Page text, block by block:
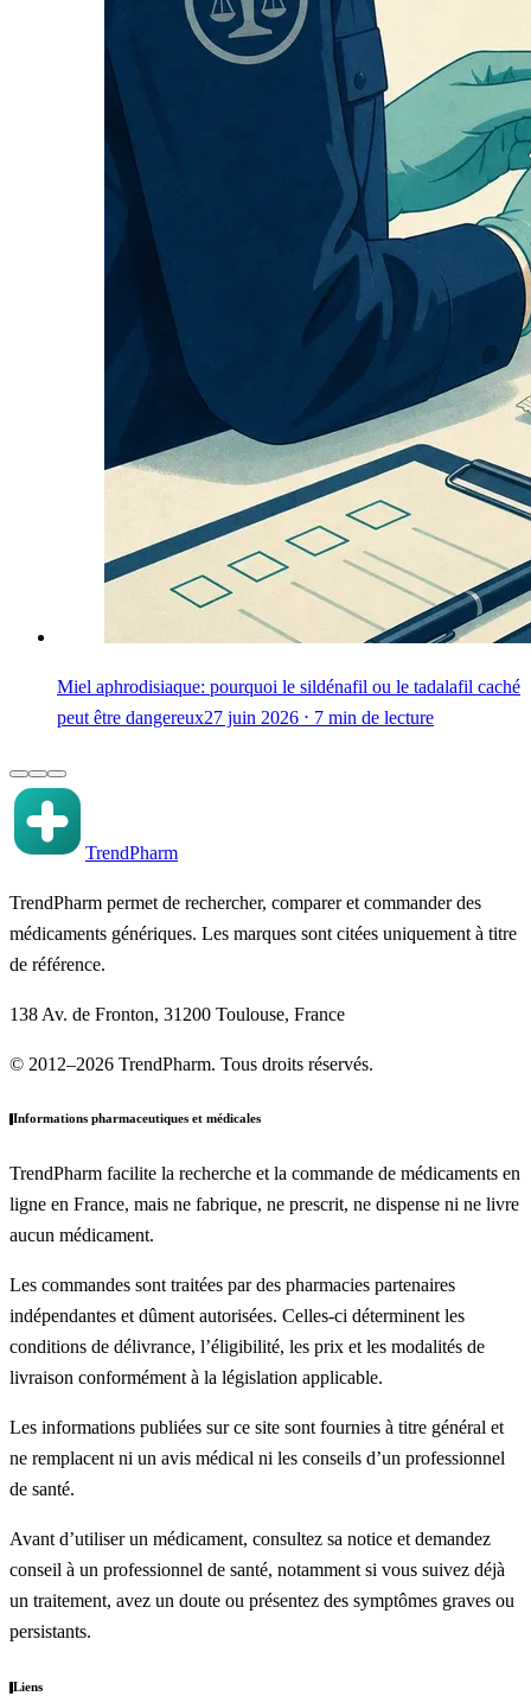
Miel aphrodisiaque: pourquoi le sildénafil ou le tadalafil caché
peut être dangereux27 juin 2026 ⋅ 7 min de lecture
TrendPharm
TrendPharm permet de rechercher, comparer et commander des
médicaments génériques. Les marques sont citées uniquement à titre
de référence.
138 Av. de Fronton, 31200 Toulouse, France
© 2012–2026 TrendPharm. Tous droits réservés.
Informations pharmaceutiques et médicales
TrendPharm facilite la recherche et la commande de médicaments en
ligne en France, mais ne fabrique, ne prescrit, ne dispense ni ne livre
aucun médicament.
Les commandes sont traitées par des pharmacies partenaires
indépendantes et dûment autorisées. Celles-ci déterminent les
conditions de délivrance, l’éligibilité, les prix et les modalités de
livraison conformément à la législation applicable.
Les informations publiées sur ce site sont fournies à titre général et
ne remplacent ni un avis médical ni les conseils d’un professionnel
de santé.
Avant d’utiliser un médicament, consultez sa notice et demandez
conseil à un professionnel de santé, notamment si vous suivez déjà
un traitement, avez un doute ou présentez des symptômes graves ou
persistants.
Liens